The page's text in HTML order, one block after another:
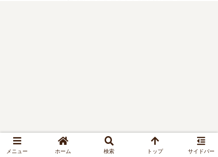
メニュー ホーム 検索 トップ サイドバー